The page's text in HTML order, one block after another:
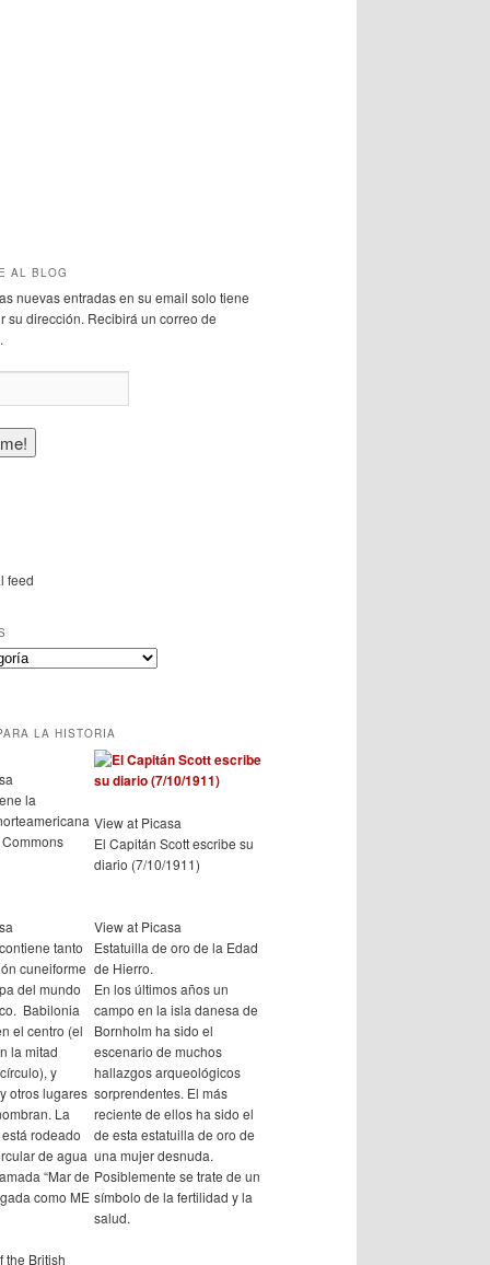
AL BLOG
nuevas entradas en su email solo tiene
su dirección. Recibirá un correo de
feed
LA HISTORIA
la
View at Picasa
El Capitán Scott escribe su
diario (7/10/1911)
tanto
cuneiforme
del mundo
Babilonia
el centro (el
la mitad
y
otros lugares
La
rodeado
de agua
“Mar de
como ME
the British
View at Picasa
Estatuilla de oro de la Edad
de Hierro.
En los últimos años un
campo en la isla danesa de
Bornholm ha sido el
escenario de muchos
hallazgos arqueológicos
sorprendentes. El más
reciente de ellos ha sido el
de esta estatuilla de oro de
una mujer desnuda.
Posiblemente se trate de un
símbolo de la fertilidad y la
salud.